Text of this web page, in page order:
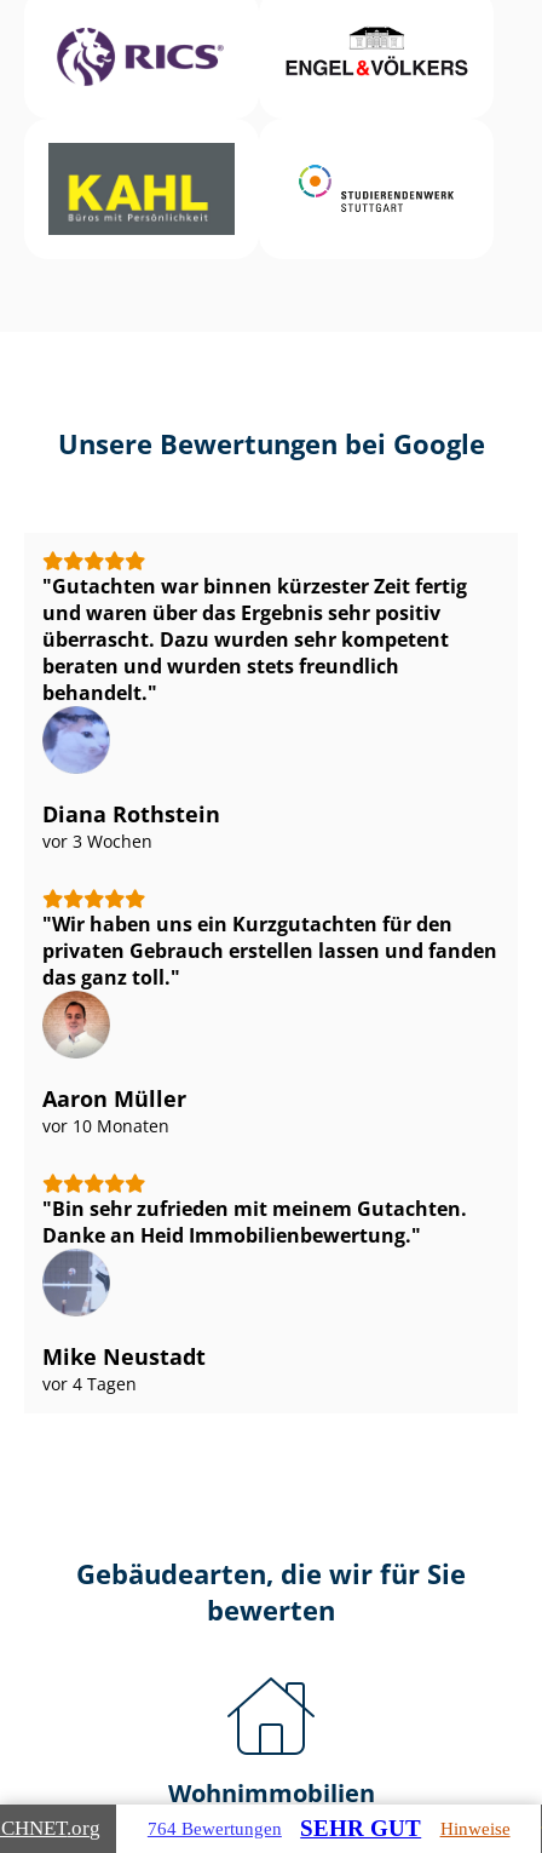
Unsere Bewertungen bei Google
Gutachten war binnen kürzester Zeit fertig
und waren über das Ergebnis sehr positiv
überrascht. Dazu wurden sehr kompetent
beraten und wurden stets freundlich
behandelt.
Diana Rothstein
vor 3 Wochen
Wir haben uns ein Kurzgutachten für den
privaten Gebrauch erstellen lassen und fanden
das ganz toll.
Aaron Müller
vor 10 Monaten
Bin sehr zufrieden mit meinem Gutachten.
Danke an Heid Im­mo­bi­li­en­be­wer­tung.
Mike Neustadt
vor 4 Tagen
Gebäudearten, die wir für Sie
bewerten
Wohnimmobilien
.org 764 Bewertungen SEHR GUT Hinweise